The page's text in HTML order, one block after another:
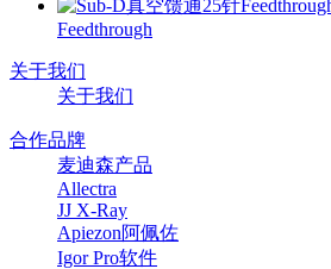
Feedthrough
关于我们
关于我们
合作品牌
麦迪森产品
Allectra
JJ X-Ray
Apiezon阿佩佐
Igor Pro软件